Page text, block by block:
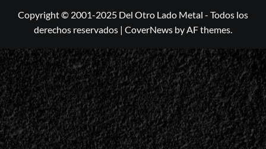
Copyright © 2001-2025 Del Otro Lado Metal - Todos los
derechos reservados | CoverNews by AF themes.